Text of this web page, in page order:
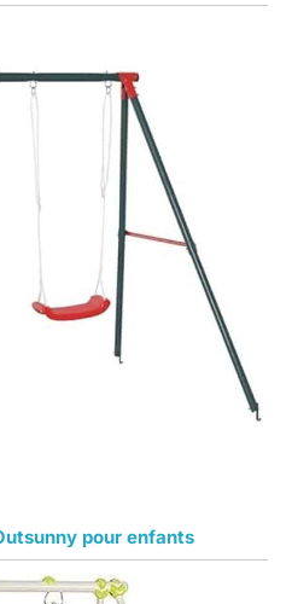
pour enfants